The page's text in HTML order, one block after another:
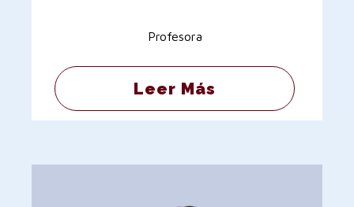
Profesora
Leer Más